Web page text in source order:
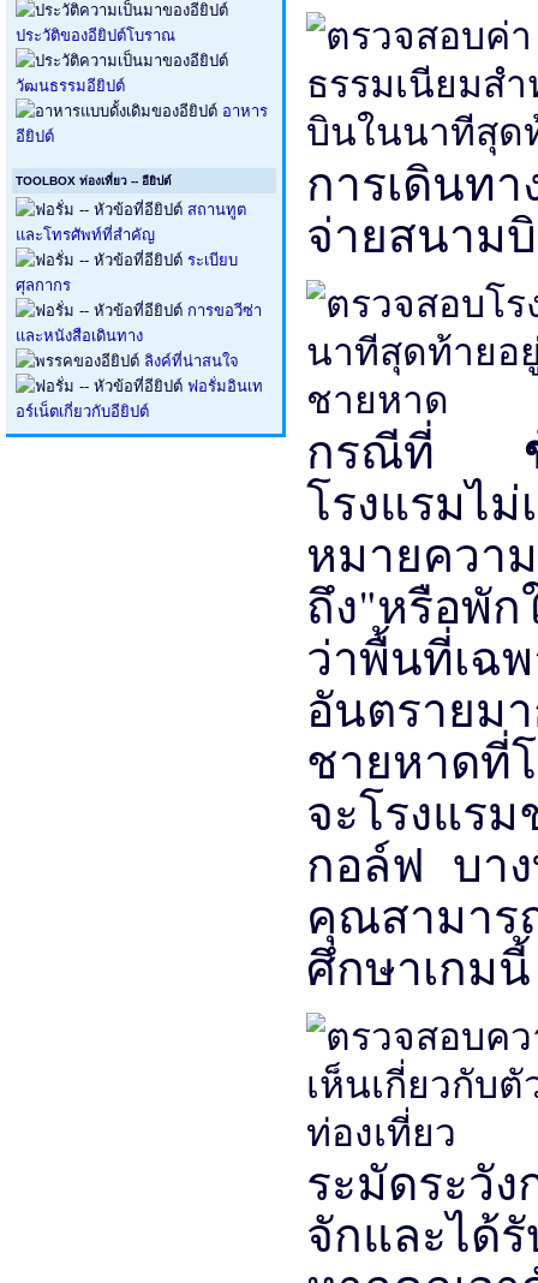
ประวัติของอียิปต์โบราณ
วัฒนธรรมอียิปต์
อาหาร
อียิปต์
TOOLBOX ท่องเที่ยว -- อียิปต์
สถานทูต
และโทรศัพท์ที่สำคัญ
ระเบียบ
ศุลกากร
การขอวีซ่า
และหนังสือเดินทาง
ลิงค์ที่น่าสนใจ
ฟอรั่มอินเท
อร์เน็ตเกี่ยวกับอียิปต์
การเดินท
จ่ายสนาม
กรณีที่
โรงแรมไ
หมายคว
ถึง"หรือพัก
ว่าพื้นที่เ
อันตรายม
ชายหาดที่
จะโรงแร
กอล์ฟ บาง
คุณสามาร
ศึกษาเกม
ระมัดระวั
จักและได้